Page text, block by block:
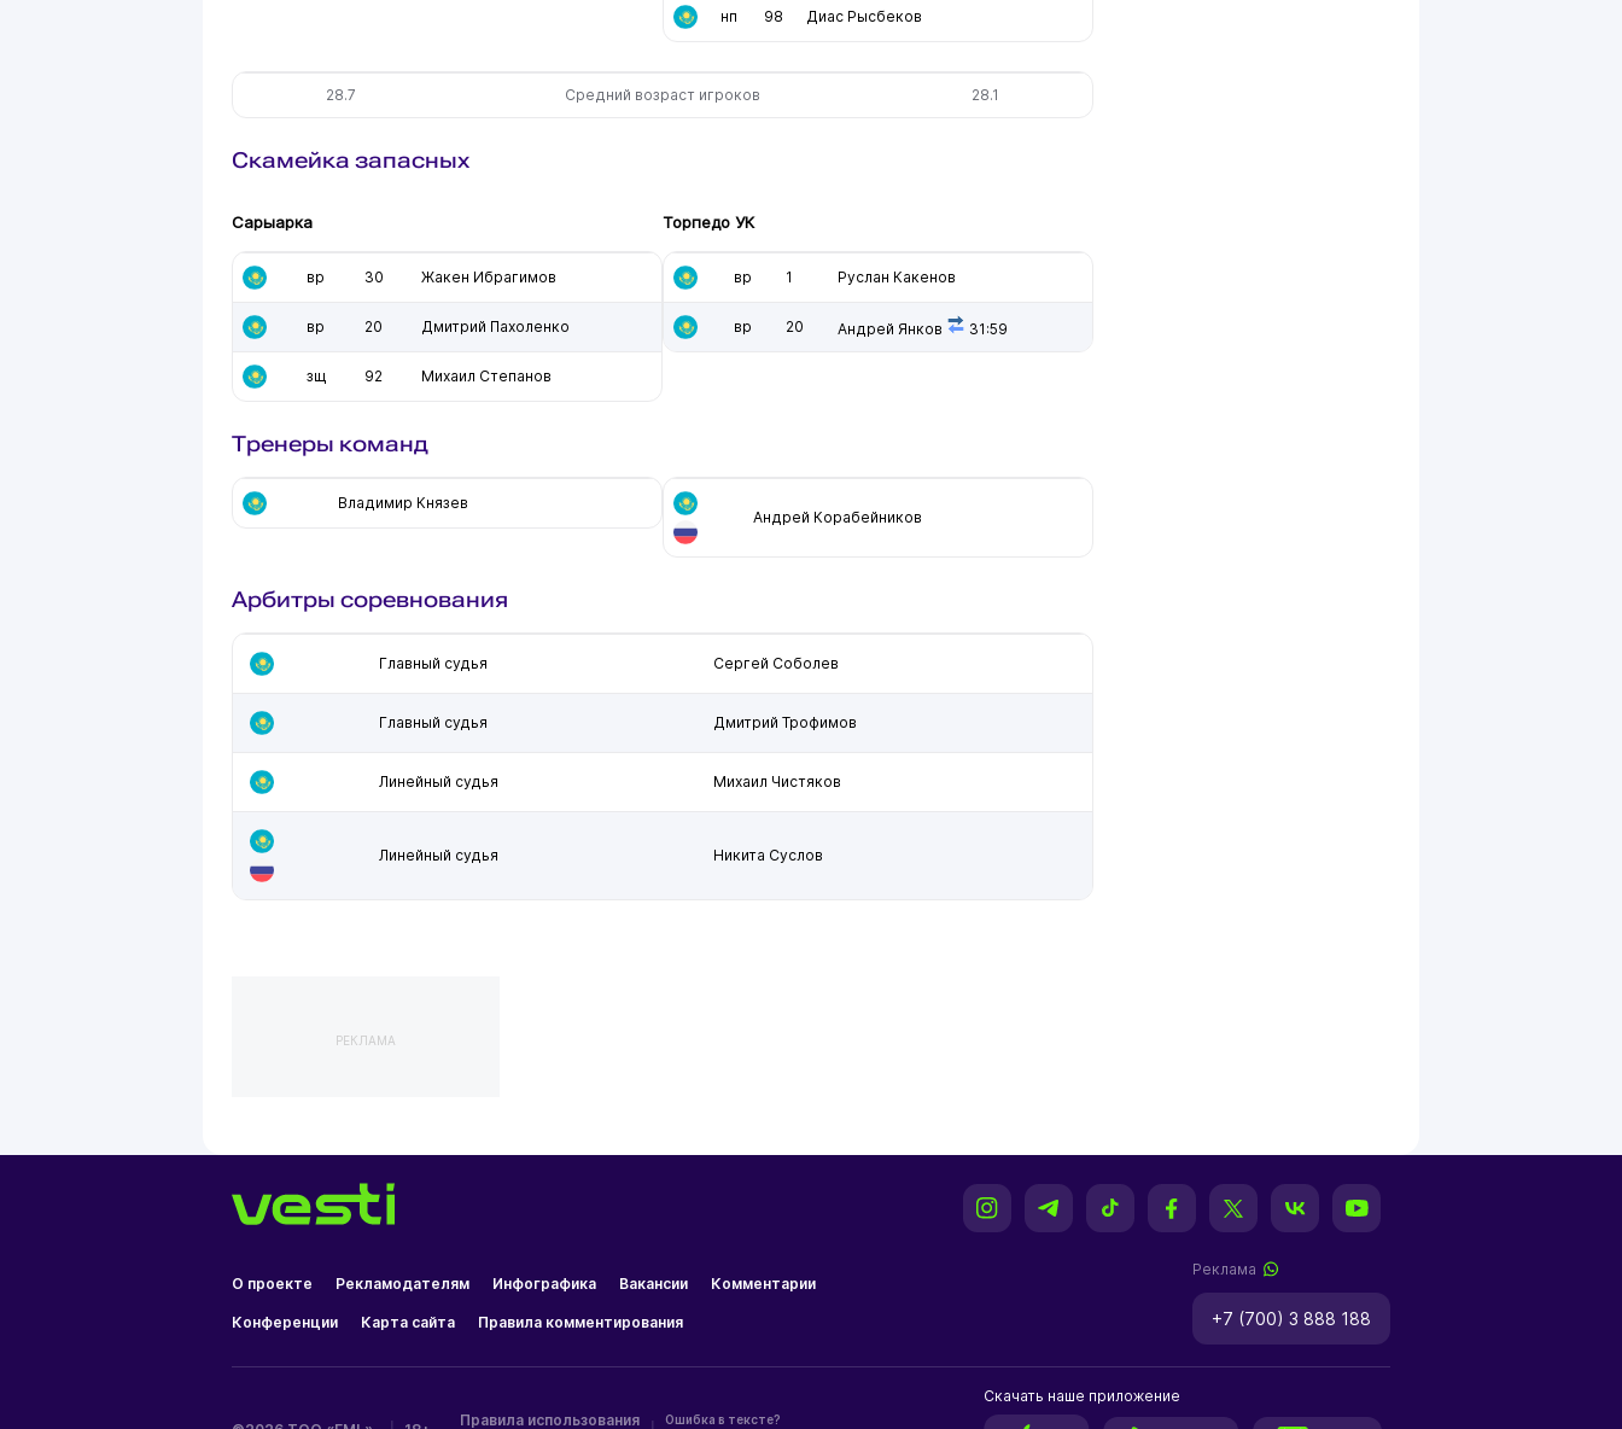
нп 98 Диас Рысбеков
28.7 Средний возраст игроков 28.1
Скамейка запасных
Сарыарка
вр 30 Жакен Ибрагимов
вр 20 Дмитрий Пахоленко
зщ 92 Михаил Степанов
Торпедо УК
вр 1 Руслан Какенов
вр 20 Андрей Янков 31:59
Тренеры команд
Владимир Князев
Андрей Корабейников
Арбитры соревнования
Главный судья Сергей Соболев
Главный судья Дмитрий Трофимов
Линейный судья Михаил Чистяков
Линейный судья Никита Суслов
РЕКЛАМА
О проекте Рекламодателям Инфографика Вакансии Комментарии
Конференции Карта сайта Правила комментирования
Реклама
+7 (700) 3 888 188
Правила использования Ошибка в тексте?
Скачать наше приложение